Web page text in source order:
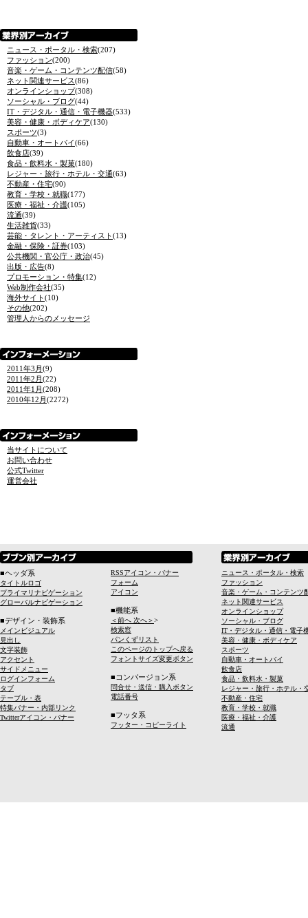
ニュース・ポータル・検索(207)
ファッション(200)
音楽・ゲーム・コンテンツ配信(58)
ネット関連サービス(86)
オンラインショップ(308)
ソーシャル・ブログ(44)
IT・デジタル・通信・電子機器(533)
美容・健康・ボディケア(130)
スポーツ(3)
自動車・オートバイ(66)
飲食店(39)
食品・飲料水・製菓(180)
レジャー・旅行・ホテル・交通(63)
不動産・住宅(90)
教育・学校・就職(177)
医療・福祉・介護(105)
流通(39)
生活雑貨(33)
芸能・タレント・アーティスト(13)
金融・保険・証券(103)
公共機関・官公庁・政治(45)
出版・広告(8)
プロモーション・特集(12)
Web制作会社(35)
海外サイト(10)
その他(202)
管理人からのメッセージ
2011年3月(9)
2011年2月(22)
2011年1月(208)
2010年12月(2272)
当サイトについて
お問い合わせ
公式Twitter
運営会社
■ヘッダ系
タイトルロゴ
プライマリナビゲーション
グローバルナビゲーション
■デザイン・装飾系
メインビジュアル
見出し
文字装飾
アクセント
サイドメニュー
ログインフォーム
タブ
テーブル・表
特集バナー・内部リンク
Twitterアイコン・バナー
RSSアイコン・バナー
フォーム
アイコン
■機能系
＜前へ 次へ＞>
検索窓
パンくずリスト
このページのトップへ戻る
フォントサイズ変更ボタン
■コンバージョン系
問合せ・送信・購入ボタン
電話番号
■フッタ系
フッター・コピーライト
ニュース・ポータル・検索
ファッション
音楽・ゲーム・コンテンツ
ネット関連サービス
オンラインショップ
ソーシャル・ブログ
IT・デジタル・通信・電子
美容・健康・ボディケア
スポーツ
自動車・オートバイ
飲食店
食品・飲料水・製菓
レジャー・旅行・ホテル・
不動産・住宅
教育・学校・就職
医療・福祉・介護
流通